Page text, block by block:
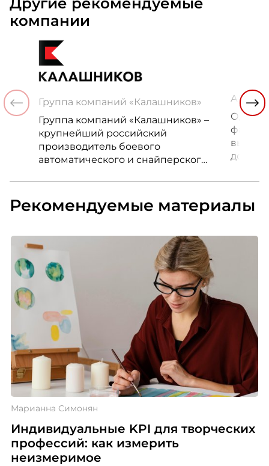
компании
Группа компаний «Калашников»
Группа компаний «Калашников» –
крупнейший российский
производитель боевого
автоматического и снайперского
также широкого спектра
высокоточного оружия.
Одна
Рекомендуемые материалы
Марианна Симонян
Индивидуальные KPI для творческих
профессий: как измерить
неизмеримое